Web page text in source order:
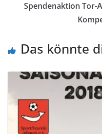
Spendenaktion Tor-
Das könnte